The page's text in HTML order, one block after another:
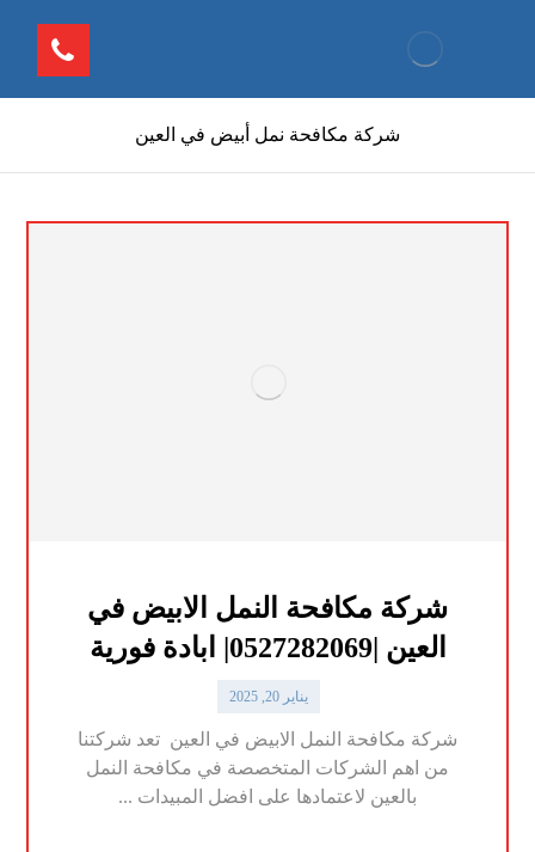
شركة مكافحة نمل أبيض في العين
شركة مكافحة النمل الابيض في
العين |0527282069| ابادة فورية
يناير 20, 2025
شركة مكافحة النمل الابيض في العين تعد شركتنا
من اهم الشركات المتخصصة في مكافحة النمل
بالعين لاعتمادها على افضل المبيدات ...